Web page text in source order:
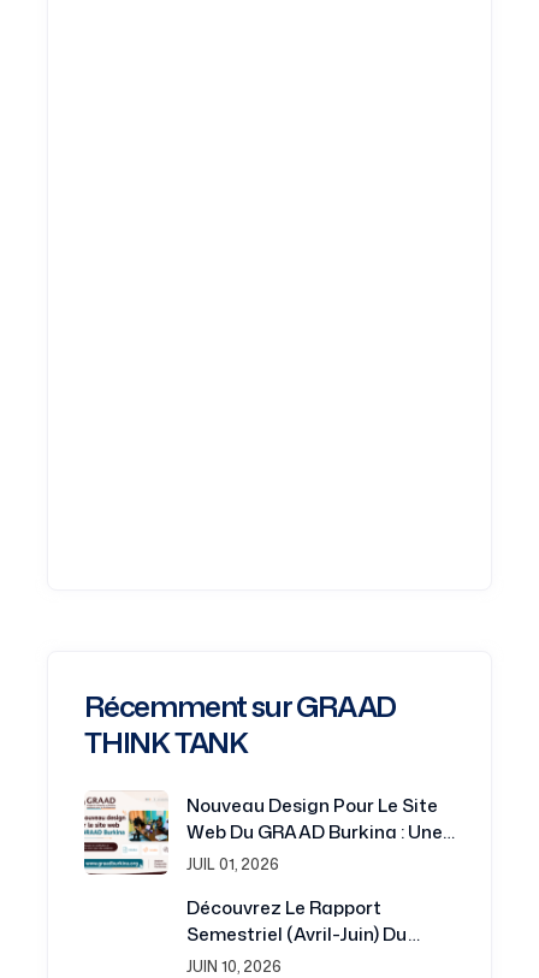
Récemment sur GRAAD
THINK TANK
Nouveau Design Pour Le Site
Web Du GRAAD Burkina : Une
Plateforme Renouvelée Au
Développement
JUIL 01, 2026
Découvrez Le Rapport
Semestriel (avril-Juin) Du
Projet Switch Africa Green
JUIN 10, 2026